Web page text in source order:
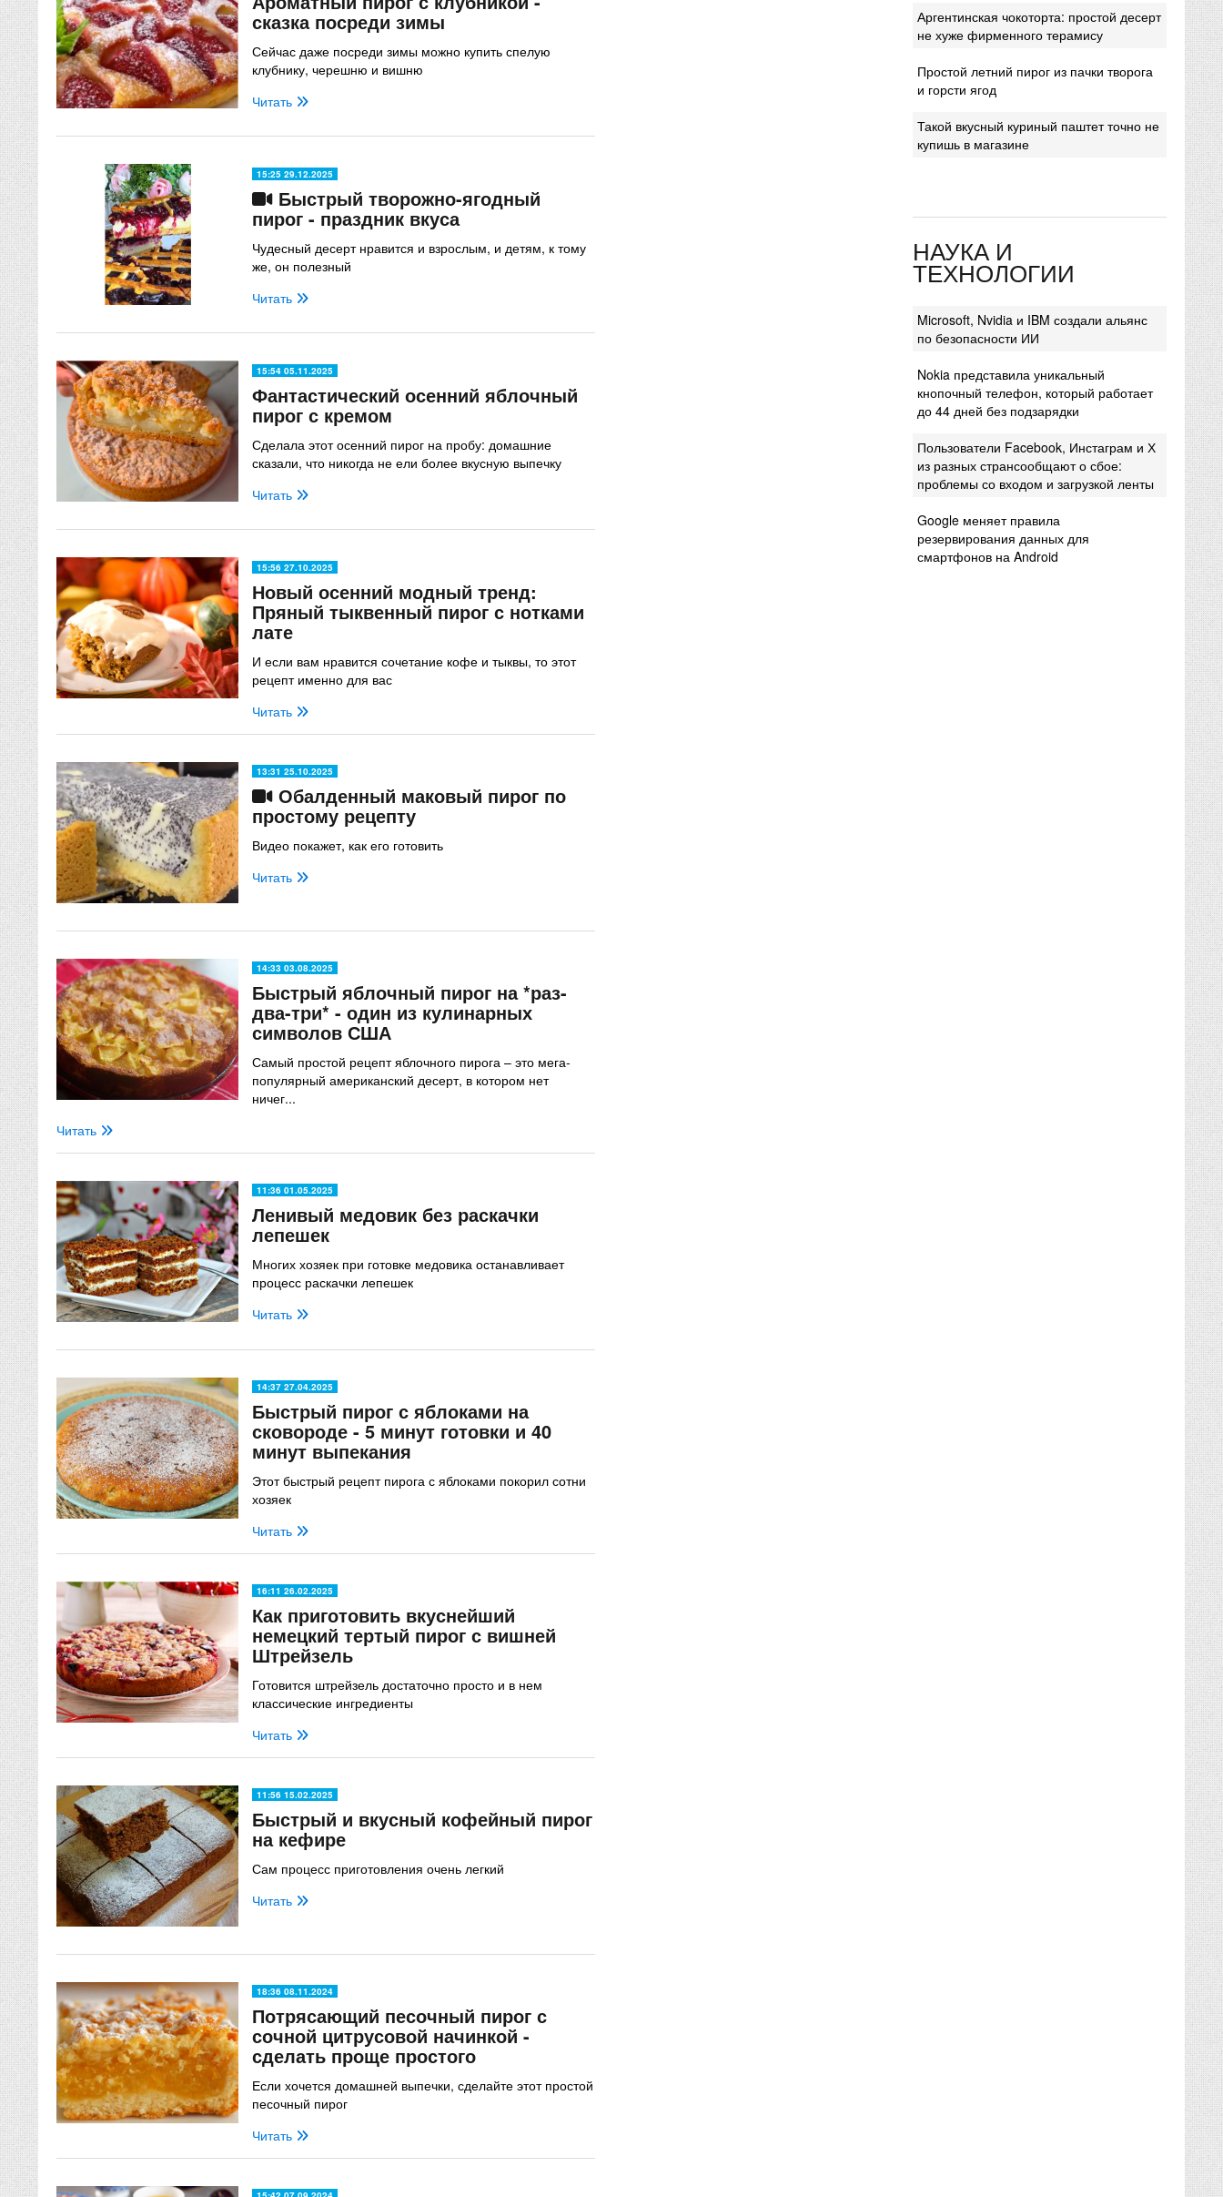
сказка посреди зимы
Сейчас даже посреди зимы можно купить спелую
клубнику, черешню и вишню
Читать
15:25 29.12.2025
Быстрый творожно-ягодный
пирог - праздник вкуса
Чудесный десерт нравится и взрослым, и детям, к тому
же, он полезный
Читать
15:54 05.11.2025
Фантастический осенний яблочный
пирог с кремом
Сделала этот осенний пирог на пробу: домашние
сказали, что никогда не ели более вкусную выпечку
Читать
15:56 27.10.2025
Новый осенний модный тренд:
Пряный тыквенный пирог с нотками
лате
И если вам нравится сочетание кофе и тыквы, то этот
рецепт именно для вас
Читать
13:31 25.10.2025
Обалденный маковый пирог по
простому рецепту
Видео покажет, как его готовить
Читать
14:33 03.08.2025
Быстрый яблочный пирог на *раз-
два-три* - один из кулинарных
символов США
Самый простой рецепт яблочного пирога – это мега-
популярный американский десерт, в котором нет
ничег...
Читать
11:36 01.05.2025
Ленивый медовик без раскачки
лепешек
Многих хозяек при готовке медовика останавливает
процесс раскачки лепешек
Читать
14:37 27.04.2025
Быстрый пирог с яблоками на
сковороде - 5 минут готовки и 40
минут выпекания
Этот быстрый рецепт пирога с яблоками покорил сотни
хозяек
Читать
16:11 26.02.2025
Как приготовить вкуснейший
немецкий тертый пирог с вишней
Штрейзель
Готовится штрейзель достаточно просто и в нем
классические ингредиенты
Читать
11:56 15.02.2025
Быстрый и вкусный кофейный пирог
на кефире
Сам процесс приготовления очень легкий
Читать
18:36 08.11.2024
Потрясающий песочный пирог с
сочной цитрусовой начинкой -
сделать проще простого
Если хочется домашней выпечки, сделайте этот простой
песочный пирог
Читать
Аргентинская чокоторта: простой десерт
не хуже фирменного терамису
Простой летний пирог из пачки творога
и горсти ягод
Такой вкусный куриный паштет точно не
купишь в магазине
НАУКА И
ТЕХНОЛОГИИ
Microsoft, Nvidia и IBM создали альянс
по безопасности ИИ
Nokia представила уникальный
кнопочный телефон, который работает
до 44 дней без подзарядки
Пользователи Facebook, Инстаграм и Х
из разных странсообщают о сбое:
проблемы со входом и загрузкой ленты
Google меняет правила
резервирования данных для
смартфонов на Android